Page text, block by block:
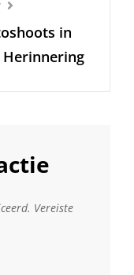
in
Herinnering
Vereiste